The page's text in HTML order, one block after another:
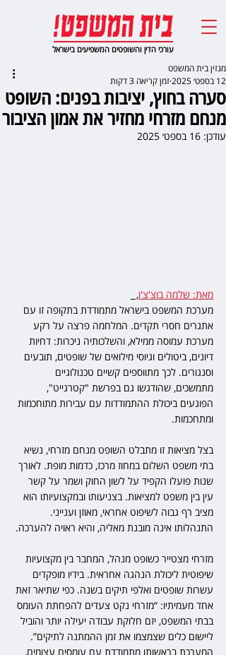
עורכי הדין והשופטים המשפיעים בישראל
סערה בחוץ, יציבות בפנים: השופט
מנחם מזרחי מחזיר את אמון הציבור
מגזין בית המשפט
12 בספט׳ 2025
זמן קריאה 3 דקות
עודכן: 16 בספט׳ 2025
מאת: שלמה בוצ'צ'ו,
מערכת המשפט בישראל מתמודדת בתקופה זו עם
אתגרים חסרי תקדים. המלחמה פרצה על רקע
מערכת עמוסה ממילא, והשלכותיה ניכרות: דחיות
דיונים, ביטולים וגיוסי מילואים של שופטים, תובעים
וסנגורים. לכך מתווספים קשיים טכנולוגיים
מתמשכים, שהודגשו גם בפרשת "קטרגייט",
הפוגעים ביכולת ההתמודדות עם עבירות מתוחכמות
ומתחכמות.
בצל מציאות זו מתבלט השופט מנחם מזרחי, נשיא
בתי משפט השלום במחוז מרכז, כדמות מופת. לאורך
שנות פועלו הקפיד על לשון החוק ושמר על קשר
עין בין משפט למציאות. בצניעותו ובמקצועיותו הוא
מציב רף גבוה לשיפוט אחראי, מאוזן וענייני.
התנהלותו אינה מובנת מאליה, והיא ראויה להערכה.
מזרחי מצטייר כשופט מנהל, המחבר בין מקצועיות
שיפוטית ליכולת הנהגה אחראית. בידיו מופקדים
עשרות שופטים ואלפי תיקים בשנה. כפי שתיאר זאת
אחד מעמיתיו: “מזרחי נקט צעדים להפחתת העומס
בבתי המשפט, יזם חלוקת עבודה יעילה יותר והוביל
ליישום כלים שצמצמו את זמן ההמתנה לתיקים”.
המערכת בראשותו מתמודדת עם עומסים עצומים,